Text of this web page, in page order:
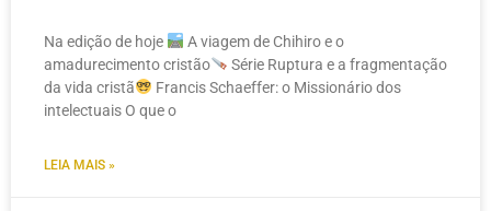
Na edição de hoje
A viagem de Chihiro e o
amadurecimento cristão
Série Ruptura e a fragmentação
da vida cristã
Francis Schaeffer: o Missionário dos
intelectuais O que o
LEIA MAIS »